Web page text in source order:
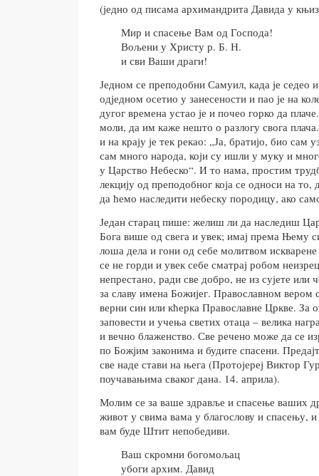
(једно од писама архимандрита Давида у
Мир и спасење Вам од Господа!
Вољени у Христу р. Б. Н.
и сви Ваши драги!
Једном се преподобни Самуил, када је седео
одједном осетио у занесености и пао је на
дугог времена устао је и почео горко да
моли, да им каже нешто о разлогу свога
и на крају је тек рекао: „Ја, братијо, био сам
сам много народа, који су ишли у муку и
у Царство Небеско“. И то нама, простим
лекцију од преподобног која се односи на то,
да ћемо наследити небеску породицу, ако
Један старац пише: желиш ли да наследиш
Бога више од свега и увек; имај према Њему
лоша дела и гони од себе молитвом
се не горди и увек себе сматрај робом
непрестано, ради све добро, не из сујете или
за славу имена Божијег. Православном вером
верни син или кћерка Православне Цркве. За
заповести и учења светих отаца – велика
и вечно блаженство. Све речено може да се
по Божјим законима и будите спасени.
све наде стави на њега (Протојереј Виктор
поучавањима сваког дана. 14. априла).
Молим се за ваше здравље и спасење ваших
живот у свима вама у благослову и спасењу,
вам буде Штит непобедиви.
Ваш скромни богомољац
убоги архим. Давид